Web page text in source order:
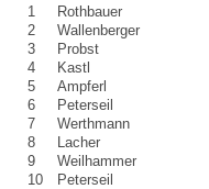
1 Rothbauer
2
Wallenberger
3
Probst
4
Kastl
5
Ampferl
6
Peterseil
7
Werthmann
8
Lacher
9
Weilhammer
10
Peterseil